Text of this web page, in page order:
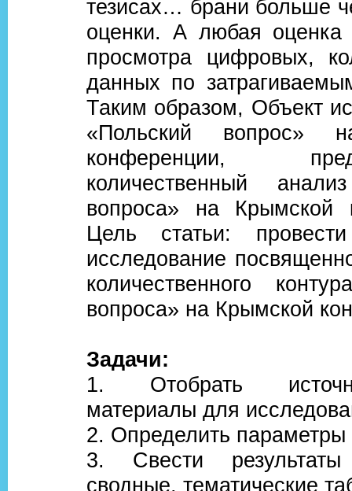
тезисах… брани больше
оценки. А любая оценка
просмотра цифровых,
данных по
Таким образом, Объект
«Польский вопрос»
конференции,
количественный
вопроса» на Крымской
Цель статьи:
исследование
количественного
вопроса» на Крымской
Задачи:
1. Отобрать
материалы для
2. Определить параметры
3. Свести
сводные, тематические